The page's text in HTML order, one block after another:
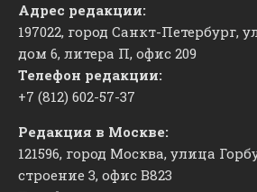
Адрес редакции:
197022, город Санкт-Петербург,
дом 6, литера П, офис 209
Телефон редакции:
+7 (812) 602-57-37
Редакция в Москве:
121596, город Москва, улица
строение 3, офис ​В823